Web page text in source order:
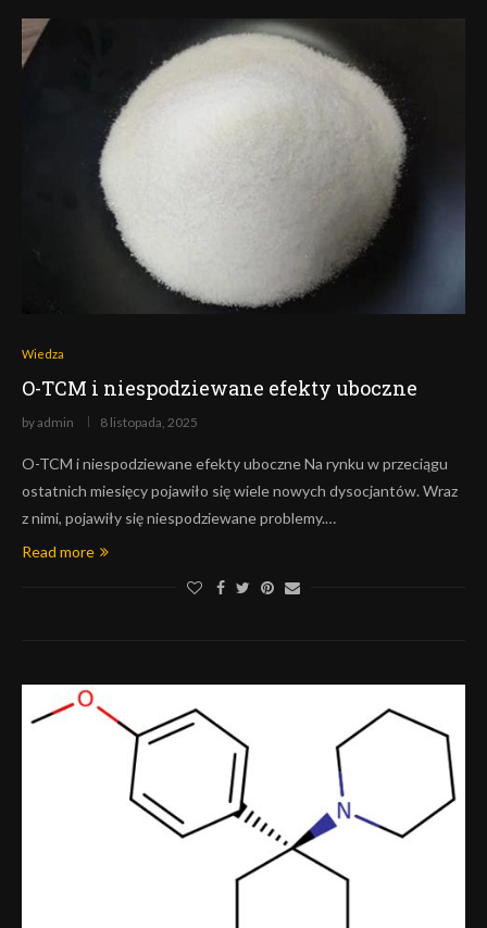
Wiedza
O-TCM i niespodziewane efekty uboczne
byadmin 8 listopada, 2025
O-TCM i niespodziewane efekty uboczne Na rynku w przeciągu
ostatnich miesięcy pojawiło się wiele nowych dysocjantów. Wraz
z nimi, pojawiły się niespodziewane problemy.…
Read more